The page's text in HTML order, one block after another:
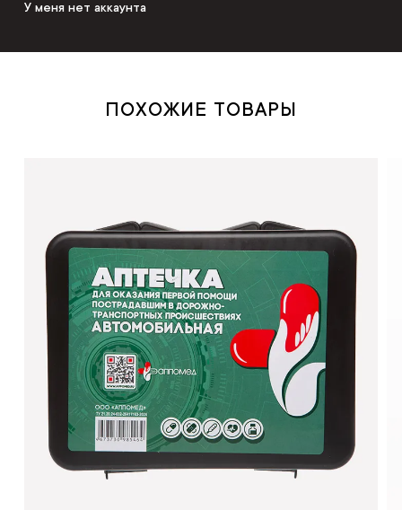
У меня нет аккаунта
ПОХОЖИЕ ТОВАРЫ